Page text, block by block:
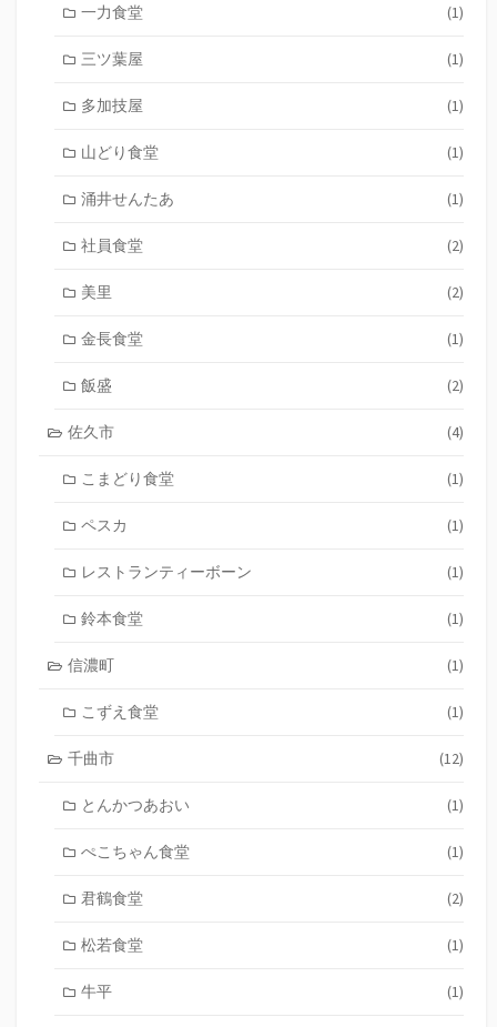
一力食堂 (1)
三ツ葉屋 (1)
多加技屋 (1)
山どり食堂 (1)
涌井せんたあ (1)
社員食堂 (2)
美里 (2)
金長食堂 (1)
飯盛 (2)
佐久市 (4)
こまどり食堂 (1)
ペスカ (1)
レストランティーボーン (1)
鈴本食堂 (1)
信濃町 (1)
こずえ食堂 (1)
千曲市 (12)
とんかつあおい (1)
ぺこちゃん食堂 (1)
君鶴食堂 (2)
松若食堂 (1)
牛平 (1)